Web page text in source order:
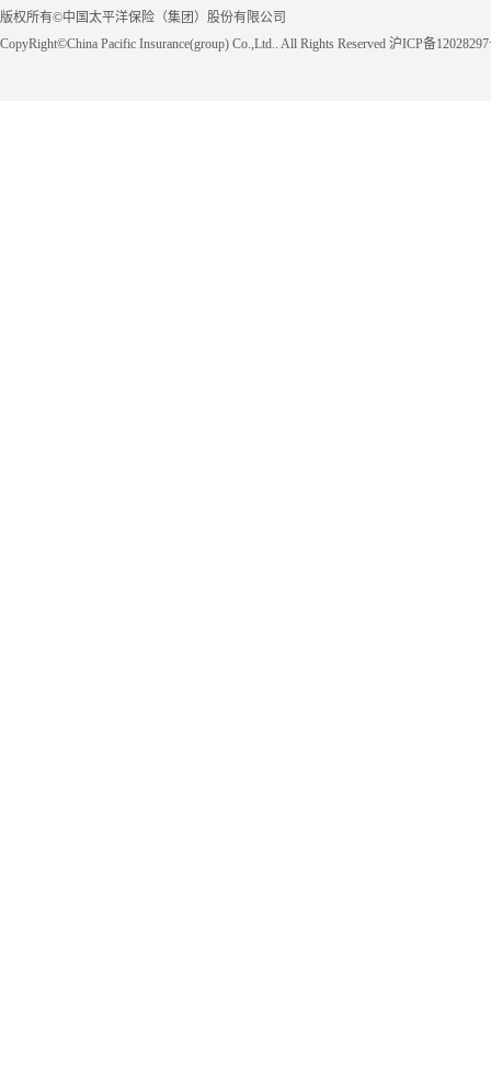
版权所有©中国太平洋保险（集团）股份有限公司
CopyRight©China Pacific Insurance(group) Co.,Ltd.. All Rights Reserved 沪ICP备